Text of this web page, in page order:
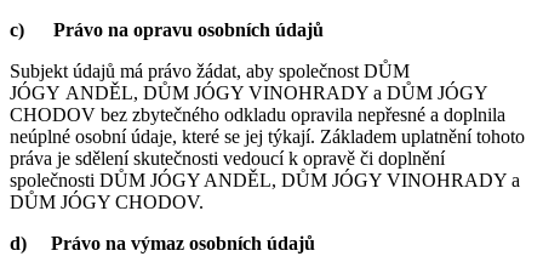
c) Právo na opravu osobních údajů
Subjekt údajů má právo žádat, aby společnost DŮM
JÓGY ANDĚL, DŮM JÓGY VINOHRADY a DŮM JÓGY
CHODOV bez zbytečného odkladu opravila nepřesné a doplnila
neúplné osobní údaje, které se jej týkají. Základem uplatnění tohoto
práva je sdělení skutečnosti vedoucí k opravě či doplnění
společnosti DŮM JÓGY ANDĚL, DŮM JÓGY VINOHRADY a
DŮM JÓGY CHODOV.
d) Právo na výmaz osobních údajů